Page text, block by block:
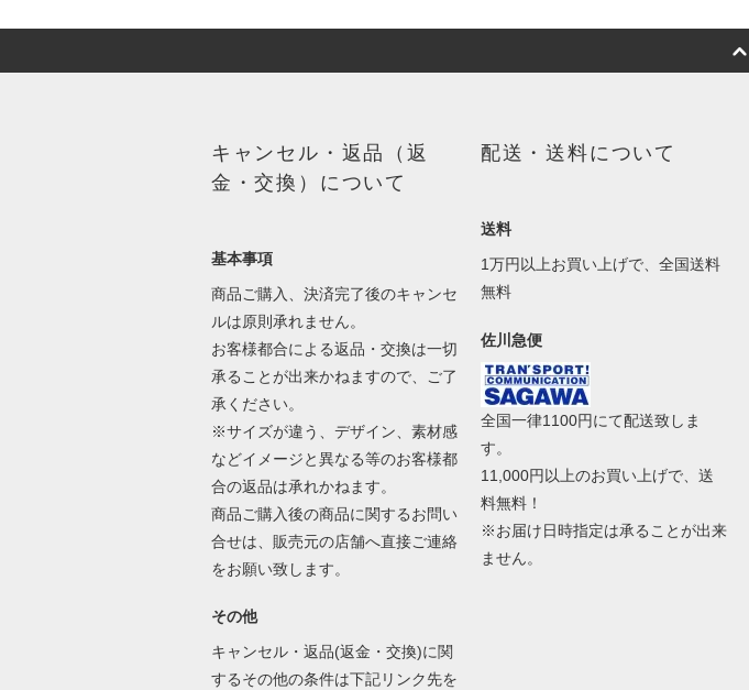
キャンセル・返品（返
金・交換）について
基本事項
商品ご購入、決済完了後のキャンセ
ルは原則承れません。
お客様都合による返品・交換は一切
承ることが出来かねますので、ご了
承ください。
※サイズが違う、デザイン、素材感
などイメージと異なる等のお客様都
合の返品は承れかねます。
商品ご購入後の商品に関するお問い
合せは、販売元の店舗へ直接ご連絡
をお願い致します。
その他
キャンセル・返品(返金・交換)に関
するその他の条件は下記リンク先を
配送・送料について
送料
1万円以上お買い上げで、全国送料
無料
佐川急便
全国一律1100円にて配送致しま
す。
11,000円以上のお買い上げで、送
料無料！
※お届け日時指定は承ることが出来
ません。